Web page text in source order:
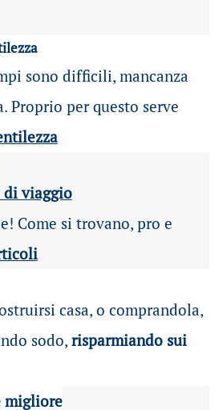
sono difficili, mancanza
Proprio per questo serve
di viaggio
Come si trovano, pro e
casa, o comprandola,
sodo,risparmiando sui